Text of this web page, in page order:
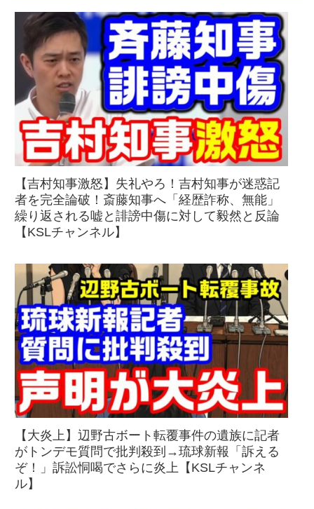
【吉村知事激怒】失礼やろ！吉村知事が迷惑記
者を完全論破！斎藤知事へ「経歴詐称、無能」
繰り返される嘘と誹謗中傷に対して毅然と反論
【KSLチャンネル】
【大炎上】辺野古ボート転覆事件の遺族に記者
がトンデモ質問で批判殺到→琉球新報「訴える
ぞ！」訴訟恫喝でさらに炎上【KSLチャンネ
ル】